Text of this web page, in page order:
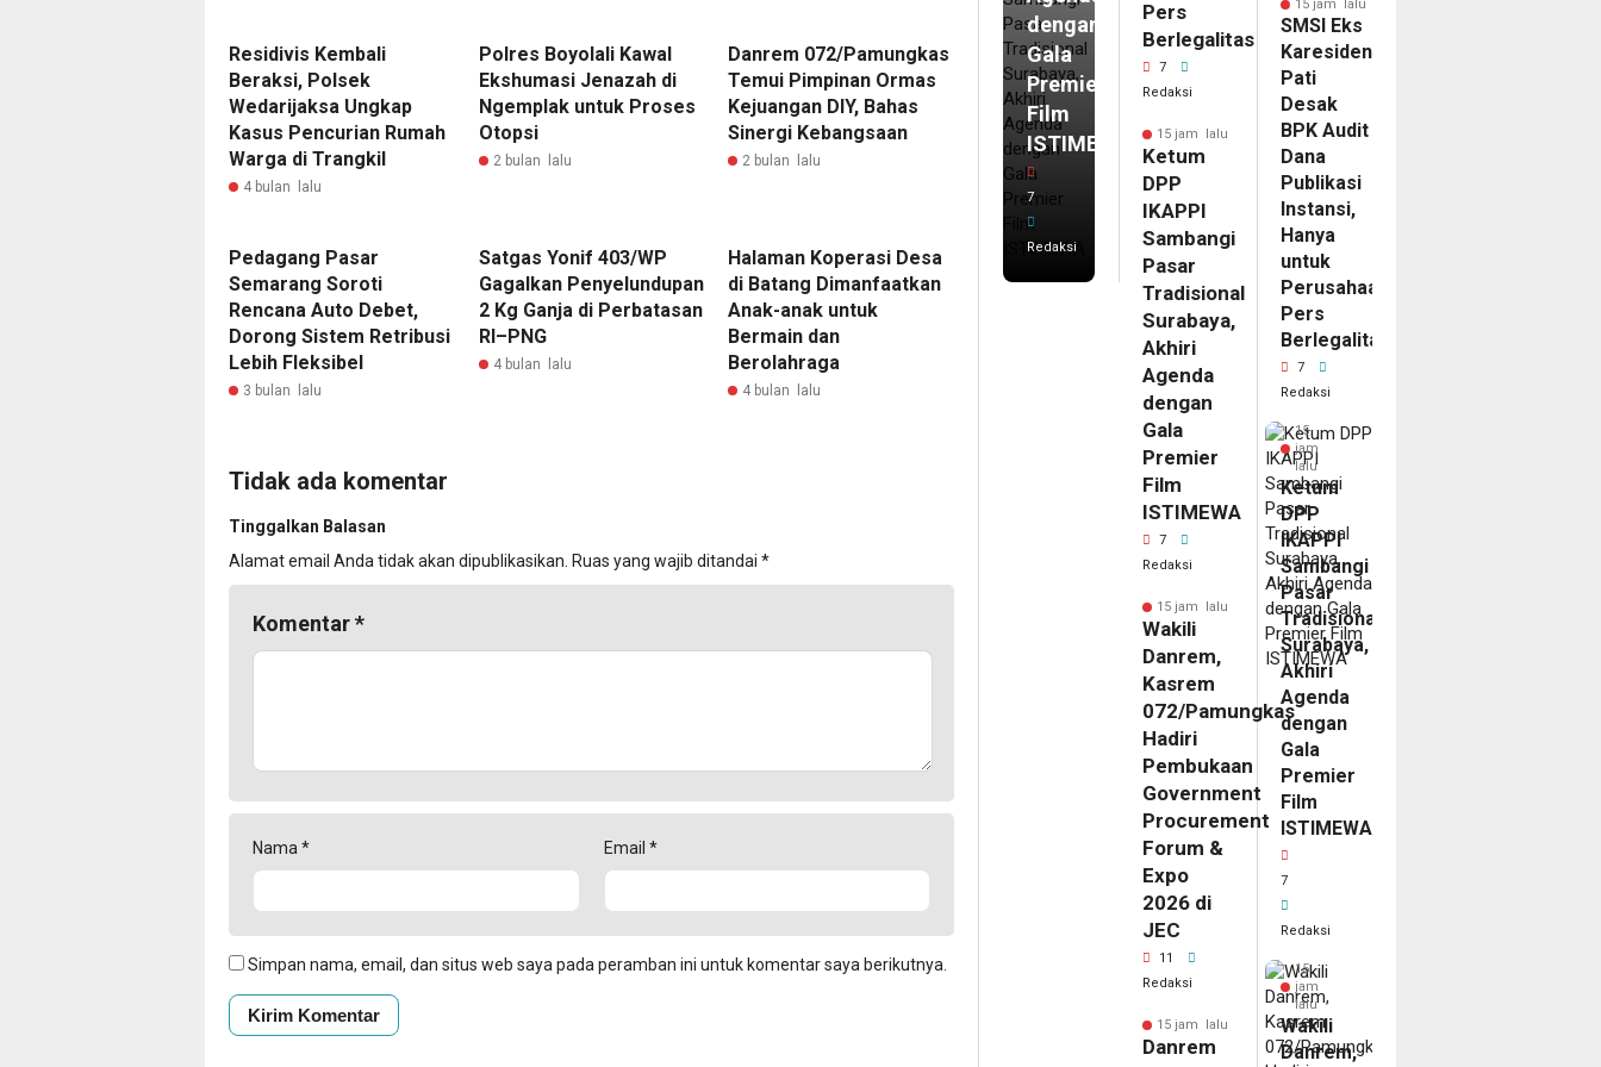
Residivis Kembali
Beraksi, Polsek
Wedarijaksa Ungkap
Kasus Pencurian Rumah
Warga di Trangkil
4 bulan lalu
Polres Boyolali Kawal
Ekshumasi Jenazah di
Ngemplak untuk Proses
Otopsi
2 bulan lalu
Danrem 072/Pamungkas
Temui Pimpinan Ormas
Kejuangan DIY, Bahas
Sinergi Kebangsaan
2 bulan lalu
Pedagang Pasar
Semarang Soroti
Rencana Auto Debet,
Dorong Sistem Retribusi
Lebih Fleksibel
3 bulan lalu
Satgas Yonif 403/WP
Gagalkan Penyelundupan
2 Kg Ganja di Perbatasan
RI–PNG
4 bulan lalu
Halaman Koperasi Desa
di Batang Dimanfaatkan
Anak-anak untuk
Bermain dan
Berolahraga
4 bulan lalu
Tidak ada komentar
Tinggalkan Balasan
Alamat email Anda tidak akan dipublikasikan. Ruas yang wajib ditandai *
Komentar*
Nama * Email *
Simpan nama, email, dan situs web saya pada peramban ini untuk komentar saya berikutnya.
dengan
Gala
Premier
Film
ISTIMEWA
7
Redaksi
Pers
Berlegalitas
7
Redaksi
15 jam lalu
Ketum
DPP
IKAPPI
Sambangi
Pasar
Tradisional
Surabaya,
Akhiri
Agenda
dengan
Gala
Premier
Film
ISTIMEWA
7
Redaksi
15 jam lalu
Wakili
Danrem,
Kasrem
072/Pamungkas
Hadiri
Pembukaan
Government
Procurement
Forum &
Expo
2026 di
JEC
11
Redaksi
15 jam lalu
Danrem
15 jam lalu
SMSI Eks
Karesidenan
Pati
Desak
BPK Audit
Dana
Publikasi
Instansi,
Hanya
untuk
Perusahaan
Pers
Berlegalitas
7
Redaksi
15
jam
lalu
Ketum
DPP
IKAPPI
Sambangi
Pasar
Tradisional
Surabaya,
Akhiri
Agenda
dengan
Gala
Premier
Film
ISTIMEWA
7
Redaksi
15
jam
lalu
Wakili
Danrem,